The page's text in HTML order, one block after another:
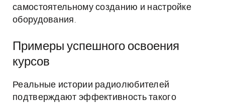
самостоятельному созданию и настройке
оборудования.
Примеры успешного освоения
курсов
Реальные истории радиолюбителей
подтверждают эффективность такого